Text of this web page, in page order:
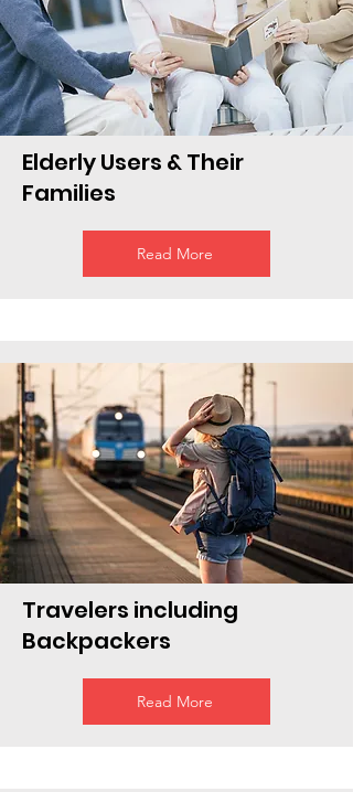
Elderly Users & Their
Families
Read More
Travelers including
Backpackers
Read More